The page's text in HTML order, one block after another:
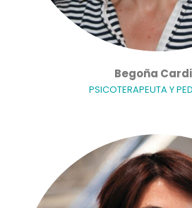
Begoña
PSICOTERAPEUTA Y